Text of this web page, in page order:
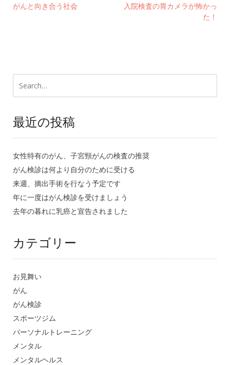
がんと向き合う社会
入院検査の胃カメラが怖かっ
た！
最近の投稿
女性特有のがん、子宮頸がんの検査の推奨
がん検診は何より自分のために受ける
来週、摘出手術を行なう予定です
年に一度はがん検診を受けましょう
去年の暮れに乳癌と宣告されました
カテゴリー
お見舞い
がん
がん検診
スポーツジム
パーソナルトレーニング
メンタル
メンタルヘルス